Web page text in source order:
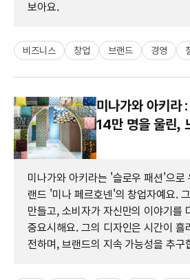
보아요.
비즈니스 창업 브랜드 경영
미나가와 아키
14만 명을 울린,
미나가와 아키라는 '슬로우 패션'으로
랜드 '미나 페르호넨'의 창업자예요.
만들고, 소비자가 자신만의 이야기를
중요시해요. 그의 디자인은 시간이 흘
전하며, 브랜드의 지속 가능성을 추구